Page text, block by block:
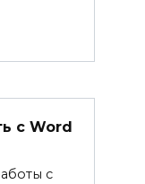
с Word
с